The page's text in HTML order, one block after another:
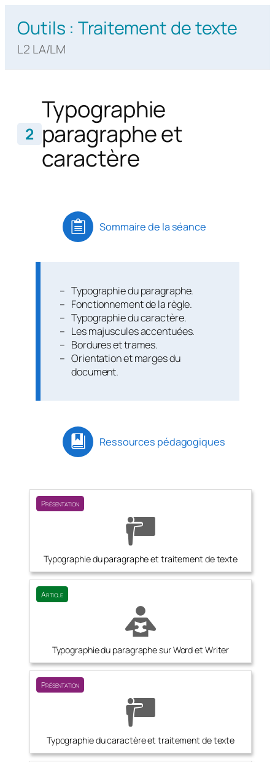
contenu
Outils : Traitement de texte
L2 LA/LM
2
Typographie
paragraphe et
caractère
Sommaire de la séance
Typographie du paragraphe.
Fonctionnement de la règle.
Typographie du caractère.
Les majuscules accentuées.
Bordures et trames.
Orientation et marges du
document.
Ressources pédagogiques
Typographie du paragraphe et traitement de texte
Présentation
Typographie du paragraphe sur Word et Writer
Article
Typographie du caractère et traitement de texte
Présentation